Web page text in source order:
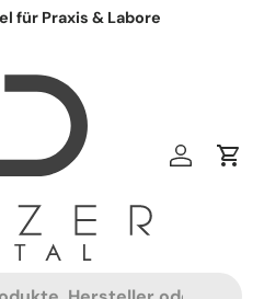
für Praxis & Labore
Einloggen